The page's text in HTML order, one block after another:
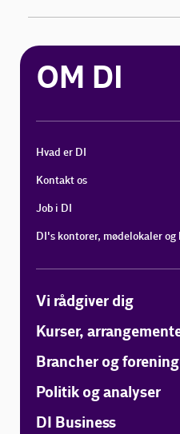
OM DI
Hvad er DI
Kontakt os
Job i DI
DI's kontorer, mødelokaler
Vi rådgiver dig
Kurser,
Brancher og
Politik og analyser
DI Business